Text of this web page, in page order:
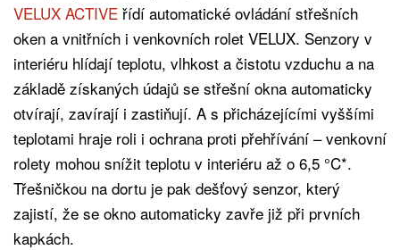
VELUX ACTIVE řídí automatické ovládání střešních
oken a vnitřních i venkovních rolet VELUX. Senzory v
interiéru hlídají teplotu, vlhkost a čistotu vzduchu a na
základě získaných údajů se střešní okna automaticky
otvírají, zavírají i zastiňují. A s přicházejícími vyššími
teplotami hraje roli i ochrana proti přehřívání – venkovní
rolety mohou snížit teplotu v interiéru až o 6,5 °C*.
Třešničkou na dortu je pak dešťový senzor, který
zajistí, že se okno automaticky zavře již při prvních
kapkách.